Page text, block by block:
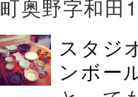
町奥野字和
スタジ
ンボー